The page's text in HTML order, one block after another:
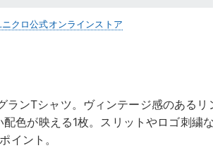
クロ公式オンラインストア
ランTシャツ。ヴィンテージ感のあるリ
色が映える1枚。スリットやロゴ刺繍
イント。